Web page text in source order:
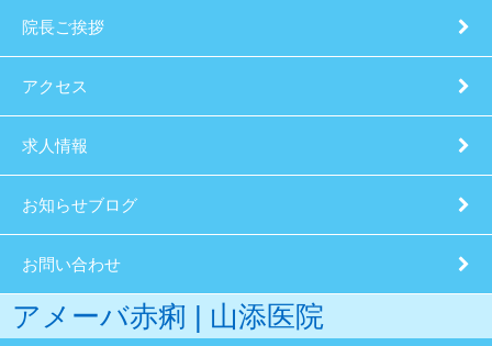
院長ご挨拶
アクセス
求人情報
お知らせブログ
お問い合わせ
アメーバ赤痢 | 山添医院